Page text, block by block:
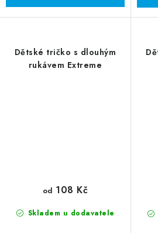
Dětské tričko s dlouhým
rukávem Extreme
Skladem u dodavatele
od 108 Kč